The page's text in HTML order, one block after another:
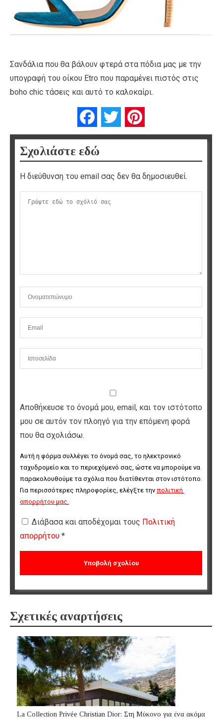
Σανδάλια που θα βάλουν φτερά στα πόδια μας με την
υπογραφή του οίκου Etro που παραμένει πιστός στις
boho chic τάσεις και αυτό το καλοκαίρι.
FacebookTwitter
Σχολιάστε εδώ
Η διεύθυνση του email σας δεν θα δημοσιευθεί.
Αποθήκευσε το όνομά μου, email, και τον ιστότοπο
μου σε αυτόν τον πλοηγό για την επόμενη φορά
που θα σχολιάσω.
Αυτή η φόρμα συλλέγει το όνομά σας, το ηλεκτρονικό
ταχυδρομείο και το περιεχόμενό σας, ώστε να μπορούμε να
παρακολουθούμε τα σχόλια που διατίθενται στον ιστότοπο.
Για περισσότερες πληροφορίες, ελέγξτε την πολιτική
απορρήτου μας.
Διάβασα και αποδέχομαι τους Πολιτική
απορρήτου *
Σχετικές αναρτήσεις
La Collection Privée Christian Dior: Στη Μύκονο για ένα ακόμα